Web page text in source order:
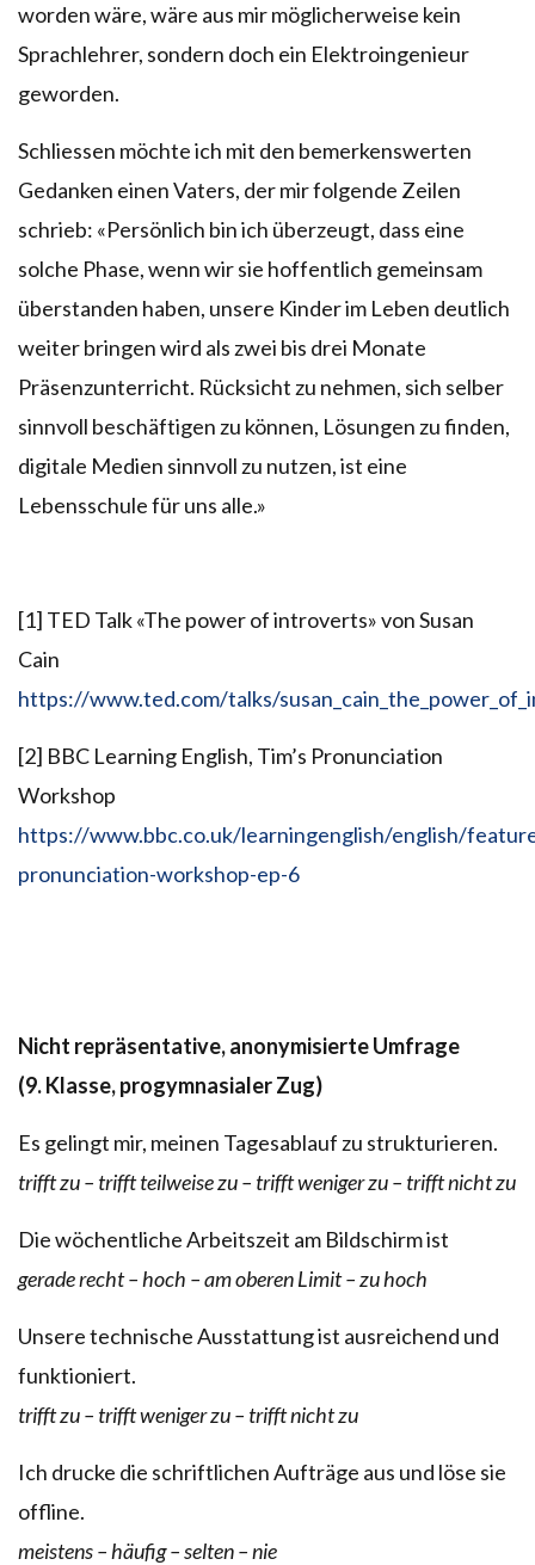
worden wäre, wäre aus mir möglicherweise kein
Sprachlehrer, sondern doch ein Elektroingenieur
geworden.
Schliessen möchte ich mit den bemerkenswerten
Gedanken einen Vaters, der mir folgende Zeilen
schrieb: «Persönlich bin ich überzeugt, dass eine
solche Phase, wenn wir sie hoffentlich gemeinsam
überstanden haben, unsere Kinder im Leben deutlich
weiter bringen wird als zwei bis drei Monate
Präsenzunterricht. Rücksicht zu nehmen, sich selber
sinnvoll beschäftigen zu können, Lösungen zu finden,
digitale Medien sinnvoll zu nutzen, ist eine
Lebensschule für uns alle.»
[1] TED Talk «The power of introverts» von Susan
Cain
https://www.ted.com/talks/
[2] BBC Learning English, Tim’s Pronunciation
Workshop
https://www.bbc.co.uk/learningenglish/english/
pronunciation-workshop-ep-6
Nicht repräsentative, anonymisierte Umfrage
(9. Klasse, progymnasialer Zug)
Es gelingt mir, meinen Tagesablauf zu strukturieren.
trifft zu – trifft teilweise zu – trifft weniger zu – trifft nicht zu
Die wöchentliche Arbeitszeit am Bildschirm ist
gerade recht – hoch – am oberen Limit – zu hoch
Unsere technische Ausstattung ist ausreichend und
funktioniert.
trifft zu – trifft weniger zu – trifft nicht zu
Ich drucke die schriftlichen Aufträge aus und löse sie
offline.
meistens – häufig – selten – nie